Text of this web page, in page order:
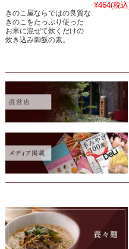
¥464(税
きのこ屋ならではの良質な
きのこをたっぷり使った
お米に混ぜて炊くだけの
炊き込み御飯の素。